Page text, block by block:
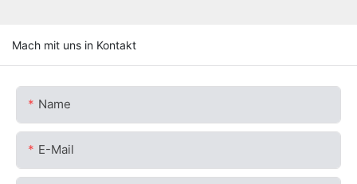
Mach mit uns in Kontakt
Name
E-Mail